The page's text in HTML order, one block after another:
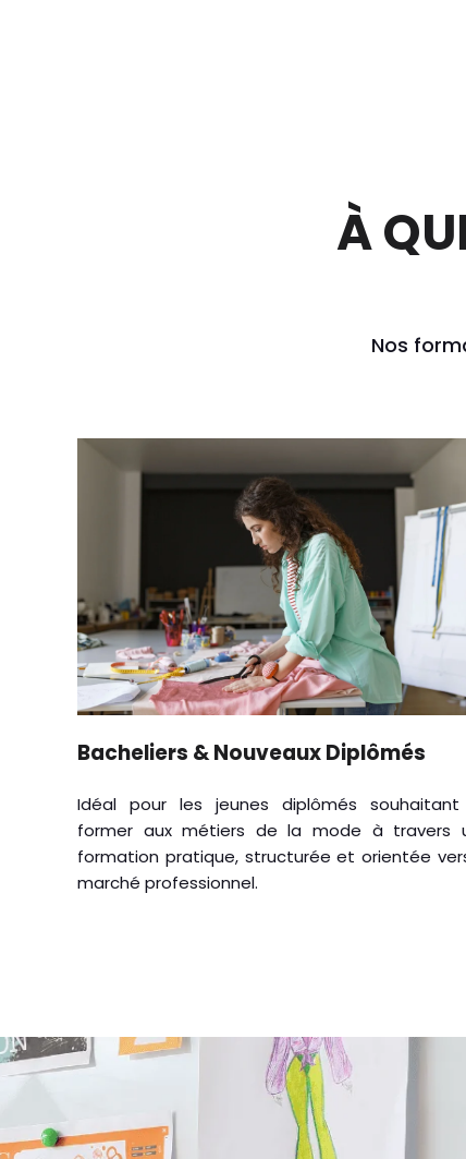
À
Nos
Bacheliers & Nouveaux Diplômés
Idéal pour les jeunes diplômés
former aux métiers de la mode à travers
formation pratique, structurée et orientée
marché professionnel.